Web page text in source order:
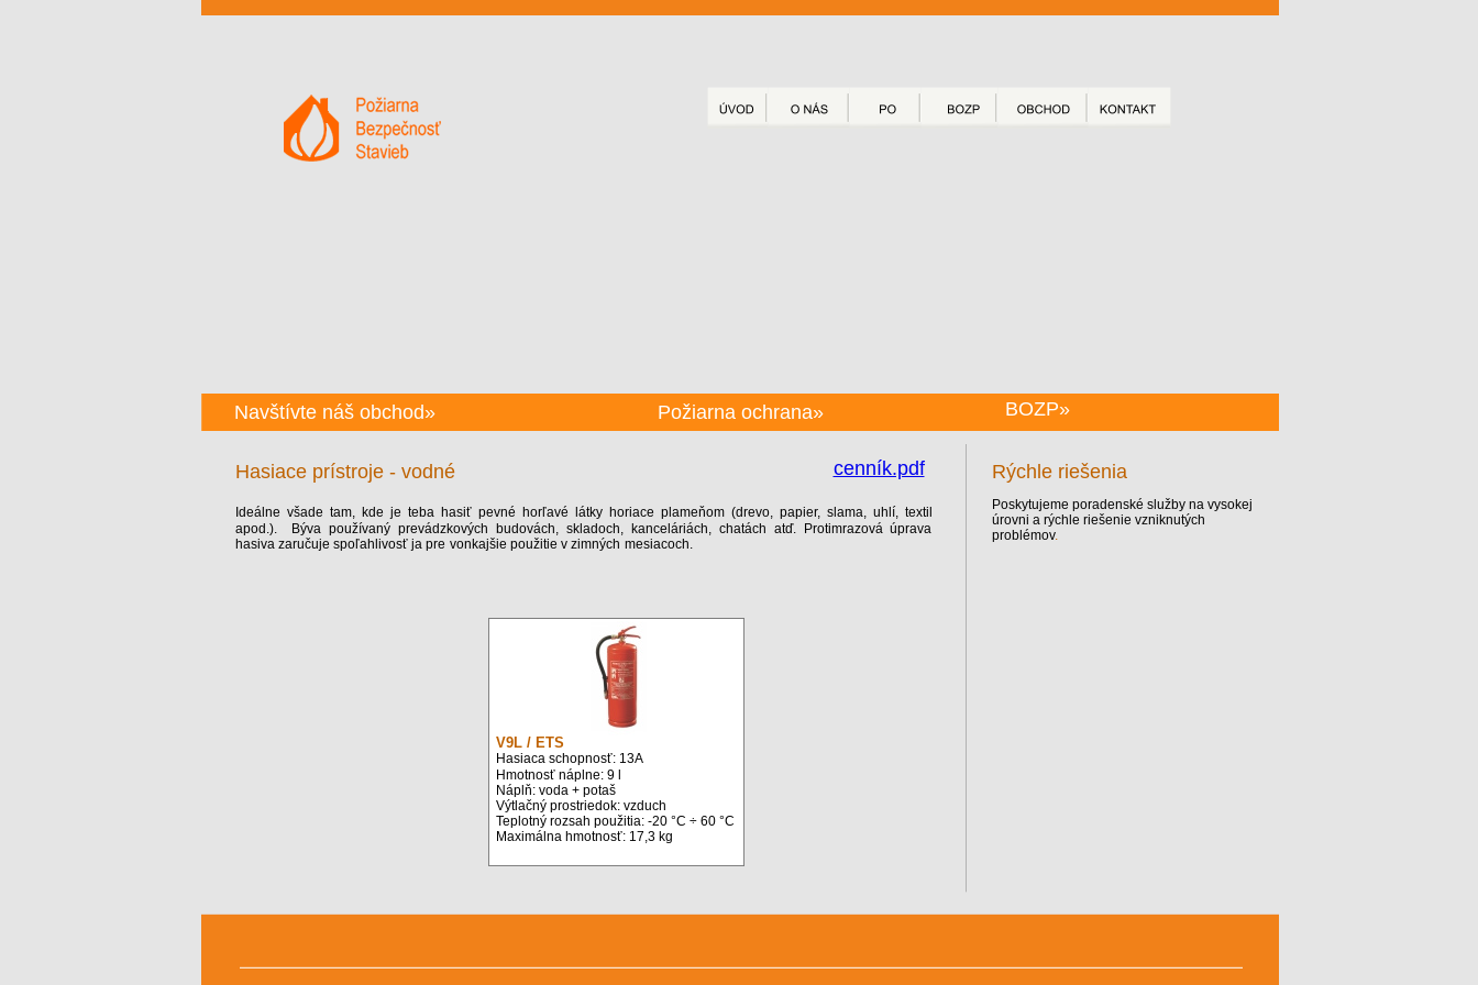
Navštívte náš obchod» Požiarna ochrana» BOZP»
Rýchle riešenia
Poskytujeme poradenské služby na vysokej
úrovni a rýchle riešenie vzniknutých
problémov.
Hasiace prístroje - vodné
Ideálne všade tam, kde je teba hasiť pevné horľavé látky horiace plameňom (drevo, papier, slama, uhlí, textil
apod.). Býva používaný prevádzkových budovách, skladoch, kanceláriách, chatách atď. Protimrazová úprava
hasiva zaručuje spoľahlivosť ja pre vonkajšie použitie v zimných mesiacoch.
cenník.pdf
V9L / ETS
Hasiaca schopnosť: 13A
Hmotnosť náplne: 9 l
Náplň: voda + potaš
Výtlačný prostriedok: vzduch
Teplotný rozsah použitia: -20 °C ÷ 60 °C
Maximálna hmotnosť: 17,3 kg